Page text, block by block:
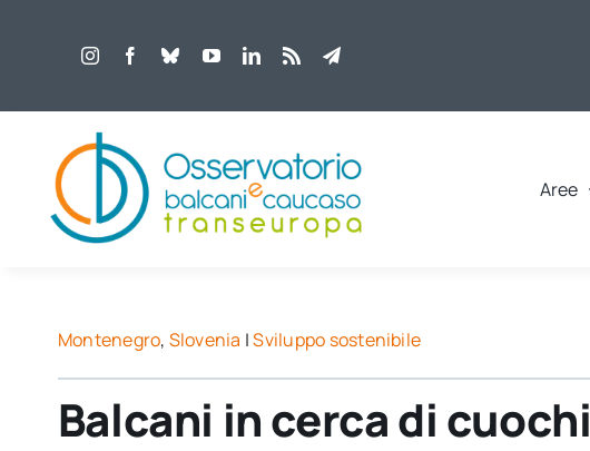
Aree
Montenegro, Slovenia |Sviluppo sostenibile
Balcani in cerca di cuochi